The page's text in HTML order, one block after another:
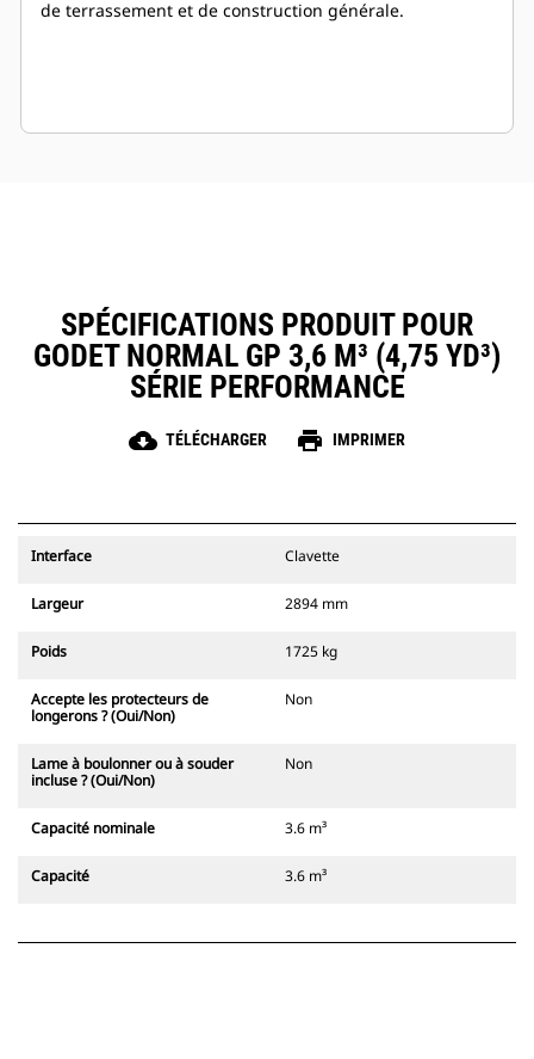
de terrassement et de construction générale.
SPÉCIFICATIONS PRODUIT POUR
GODET NORMAL GP 3,6 M³ (4,75 YD³)
SÉRIE PERFORMANCE
cloud_download TÉLÉCHARGER print IMPRIMER
Interface Clavette
Largeur 2894 mm
Poids 1725 kg
Accepte les protecteurs de
longerons ? (Oui/Non)
Non
Lame à boulonner ou à souder
incluse ? (Oui/Non)
Non
Capacité nominale 3.6 m³
Capacité 3.6 m³